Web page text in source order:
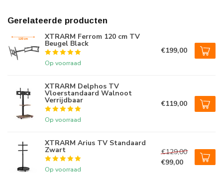
Gerelateerde producten
XTRARM Ferrom 120 cm TV
Beugel Black
Op voorraad
€199,00
XTRARM Delphos TV
Vloerstandaard Walnoot
Verrijdbaar
Op voorraad
€119,00
XTRARM Arius TV Standaard
Zwart
Op voorraad
€129,00
€99,00